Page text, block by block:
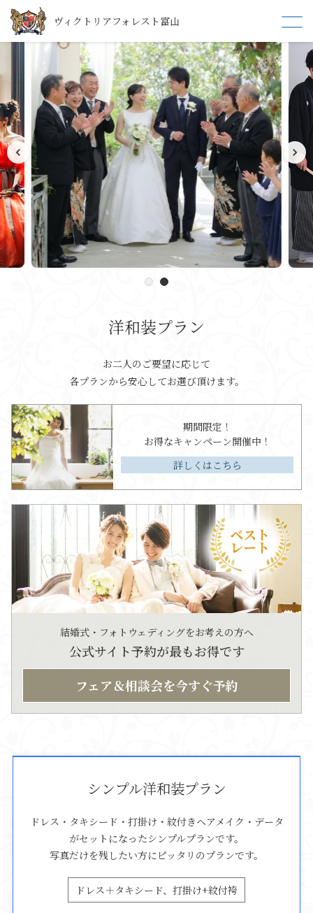
ヴィクトリアフォレスト富山
洋和装プラン
お二人のご要望に応じて
各プランから安心してお選び頂けます。
期間限定！
お得なキャンペーン開催中！
詳しくはこちら
結婚式・フォトウェディングをお考えの方へ
公式サイト予約が最もお得です
フェア＆相談会を今すぐ予約
シンプル洋和装プラン
ドレス・タキシード・打掛け・紋付きヘアメイク・データ
がセットになったシンプルプランです。
写真だけを残したい方にピッタリのプランです。
ドレス＋タキシード、打掛け+紋付袴